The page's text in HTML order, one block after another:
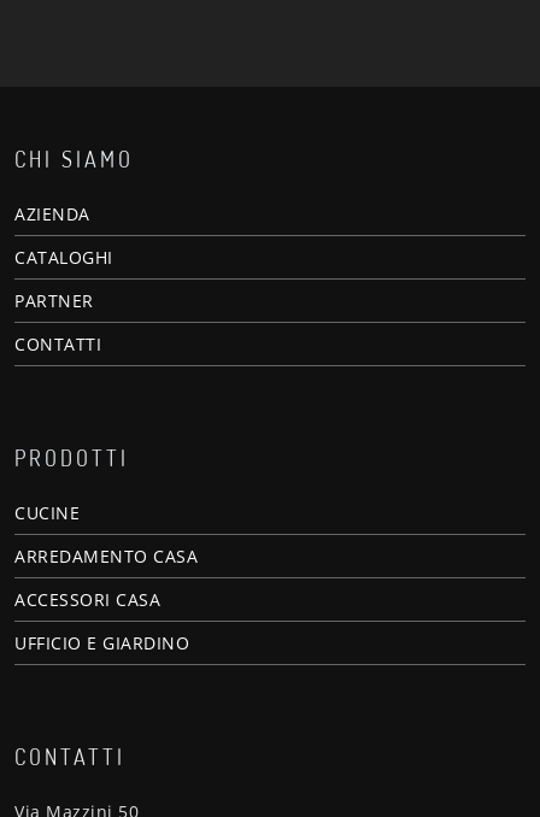
CHI SIAMO
AZIENDA
CATALOGHI
PARTNER
CONTATTI
PRODOTTI
CUCINE
ARREDAMENTO CASA
ACCESSORI CASA
UFFICIO E GIARDINO
CONTATTI
Via Mazzini 50